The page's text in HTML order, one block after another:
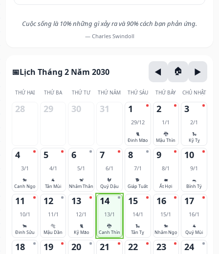
Cuộc sống là 10% những gì xảy ra và 90% cách bạn phản ứng.
— Charles Swindoll
Lịch Tháng 2 Năm 2030
THỨ HAI THỨ BA THỨ TƯ THỨ NĂM THỨ SÁU THỨ BẢY CHỦ NHẬT
28 29 30 31 1
29/12
🐈
Đinh Mão
2
1/1
🐉
Mậu Thìn
3
2/1
🐍
Kỷ Tỵ
4
3/1
🐎
Canh Ngọ
5
4/1
🐐
Tân Mùi
6
5/1
🐒
Nhâm Thân
7
6/1
🐓
Quý Dậu
8
7/1
🐕
Giáp Tuất
9
8/1
🐖
Ất Hợi
10
9/1
🐀
Bính Tý
11
10/1
🐂
Đinh Sửu
12
11/1
🐅
Mậu Dần
13
12/1
🐈
Kỷ Mão
14
13/1
🐉
Canh Thìn
15
14/1
🐍
Tân Tỵ
16
15/1
🐎
Nhâm Ngọ
17
16/1
🐐
Quý Mùi
18 19 20 21 22 23 24